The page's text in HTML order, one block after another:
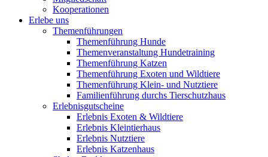
Kooperationen
Erlebe uns
Themenführungen
Themenführung Hunde
Themenveranstaltung Hundetraining
Themenführung Katzen
Themenführung Exoten und Wildtiere
Themenführung Klein- und Nutztiere
Familienführung durchs Tierschutzhaus
Erlebnisgutscheine
Erlebnis Exoten & Wildtiere
Erlebnis Kleintierhaus
Erlebnis Nutztiere
Erlebnis Katzenhaus